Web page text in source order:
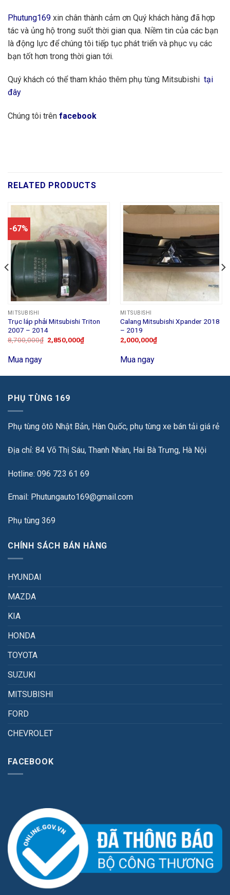
Phutung169 xin chân thành cảm ơn Quý khách hàng đã hợp
tác và ủng hộ trong suốt thời gian qua. Niềm tin của các bạn
là động lực để chúng tôi tiếp tục phát triển và phục vụ các
bạn tốt hơn trong thời gian tới.
Quý khách có thể tham khảo thêm phụ tùng Mitsubishi tại
đây
Chúng tôi trên facebook
RELATED PRODUCTS
-67%
MITSUBISHI
Trục láp phải Mitsubishi Triton
2007 – 2014
8,700,000₫ 2,850,000₫
Mua ngay
MITSUBISHI
Calang Mitsubishi Xpander 2018
– 2019
2,000,000₫
Mua ngay
PHỤ TÙNG 169
Phụ tùng ôtô Nhật Bản, Hàn Quốc, phụ tùng xe bán tải giá rẻ
Địa chỉ: 84 Võ Thị Sáu, Thanh Nhàn, Hai Bà Trưng, Hà Nội
Hotline: 096 723 61 69
Email: Phutungauto169@gmail.com
Phụ tùng 369
CHÍNH SÁCH BÁN HÀNG
HYUNDAI
MAZDA
KIA
HONDA
TOYOTA
SUZUKI
MITSUBISHI
FORD
CHEVROLET
FACEBOOK